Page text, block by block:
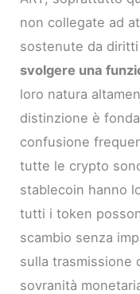
non collegate ad
sostenute da
svolgere una
loro natura
distinzione è
confusione
tutte le crypto
stablecoin hanno
tutti i token
scambio senza
sulla trasmissione
sovranità